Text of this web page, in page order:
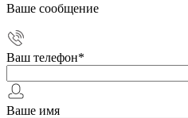
Ваше сообщение
Ваш телефон*
Ваше имя